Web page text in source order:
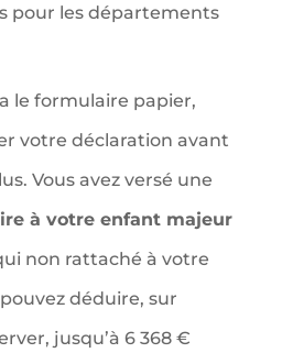
pour les départements
le formulaire papier,
votre déclaration avant
Vous avez versé une
à votre enfant majeur
non rattaché à votre
déduire, sur
jusqu’à 6 368 €